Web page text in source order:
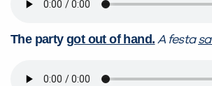
The partygot out of hand. A festa